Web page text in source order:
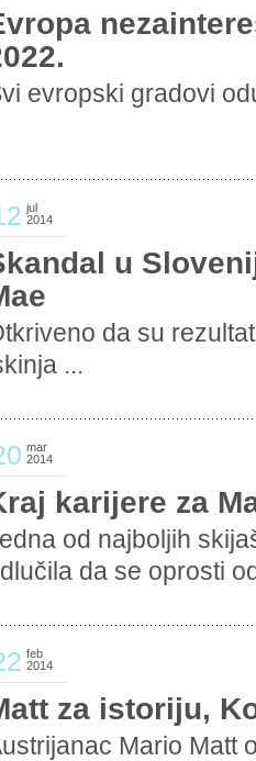
evropski gradovi
jul
2014
u
da su
...
mar
2014
karijere za
od najboljih
da se oprosti
feb
2014
za istoriju,
Mario Matt